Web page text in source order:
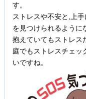
す。
ストレスや不安と,上
を見つけられるように
抱えていてもストレス
庭でもストレスチェッ
いですね。